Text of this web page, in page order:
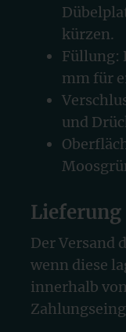
kürzen.
Füllung:
mm für
und
Lieferung
Der Versand
wenn diese
innerhalb